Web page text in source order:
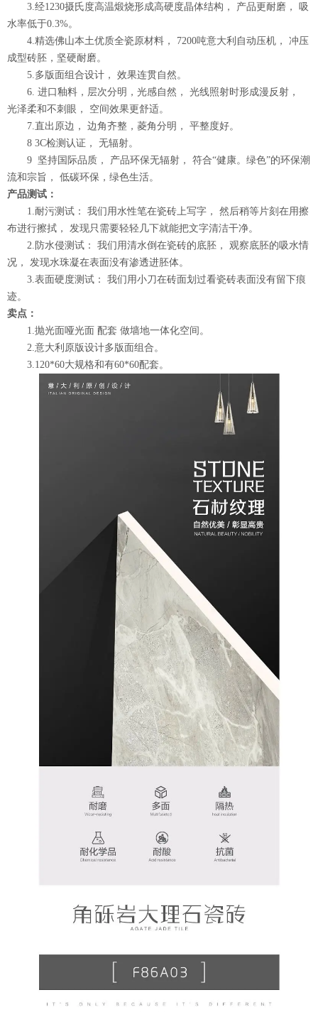
3.经1230摄氏度高温煅烧形成高硬度晶体结构， 产品更耐磨， 吸
水率低于0.3%。
4.精选佛山本土优质全瓷原材料， 7200吨意大利自动压机， 冲压
成型砖胚，坚硬耐磨。
5.多版面组合设计， 效果连贯自然。
6. 进口釉料，层次分明，光感自然， 光线照射时形成漫反射，
光泽柔和不刺眼， 空间效果更舒适。
7.直出原边， 边角齐整，菱角分明， 平整度好。
8 3C检测认证， 无辐射。
9 坚持国际品质， 产品环保无辐射， 符合“健康。绿色”的环保潮
流和宗旨， 低碳环保，绿色生活。
产品测试：
1.耐污测试： 我们用水性笔在瓷砖上写字， 然后稍等片刻在用擦
布进行擦拭， 发现只需要轻轻几下就能把文字清洁干净。
2.防水侵测试： 我们用清水倒在瓷砖的底胚， 观察底胚的吸水情
况， 发现水珠凝在表面没有渗透进胚体。
3.表面硬度测试： 我们用小刀在砖面划过看瓷砖表面没有留下痕
迹。
卖点：
1.抛光面哑光面 配套 做墙地一体化空间。
2.意大利原版设计多版面组合。
3.120*60大规格和有60*60配套。